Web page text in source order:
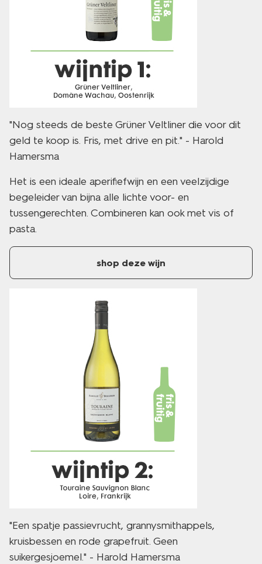
"Nog steeds de beste Grüner Veltliner die voor dit
geld te koop is. Fris, met drive en pit." - Harold
Hamersma
Het is een ideale aperifiefwijn en een veelzijdige
begeleider van bijna alle lichte voor- en
tussengerechten. Combineren kan ook met vis of
pasta.
shop deze wijn
"Een spatje passievrucht, grannysmithappels,
kruisbessen en rode grapefruit. Geen
suikergesjoemel." - Harold Hamersma